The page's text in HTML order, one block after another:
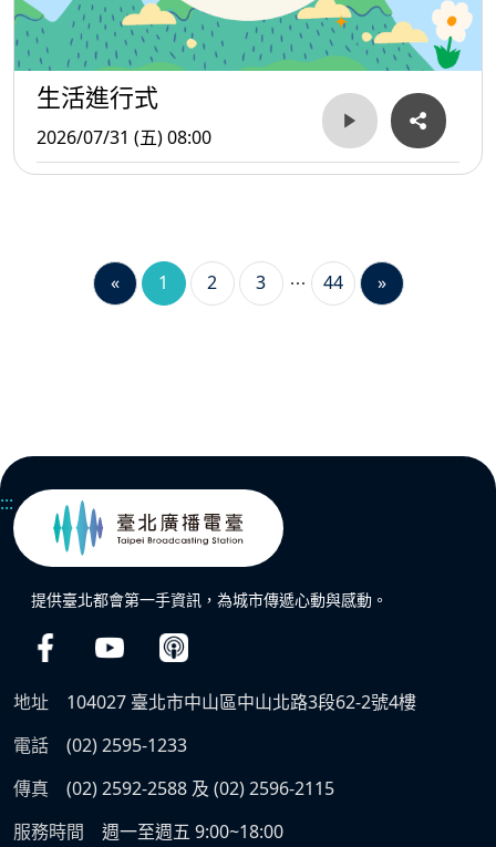
生活進行式
2026/07/31 (五) 08:00
« 1 2 3 44 »
:::
提供臺北都會第一手資訊，為城市傳遞心動與感動。
地址
104027 臺北市中山區中山北路3段62-2號4樓
電話
(02) 2595-1233
傳真
(02) 2592-2588 及 (02) 2596-2115
服務時間
週一至週五 9:00~18:00